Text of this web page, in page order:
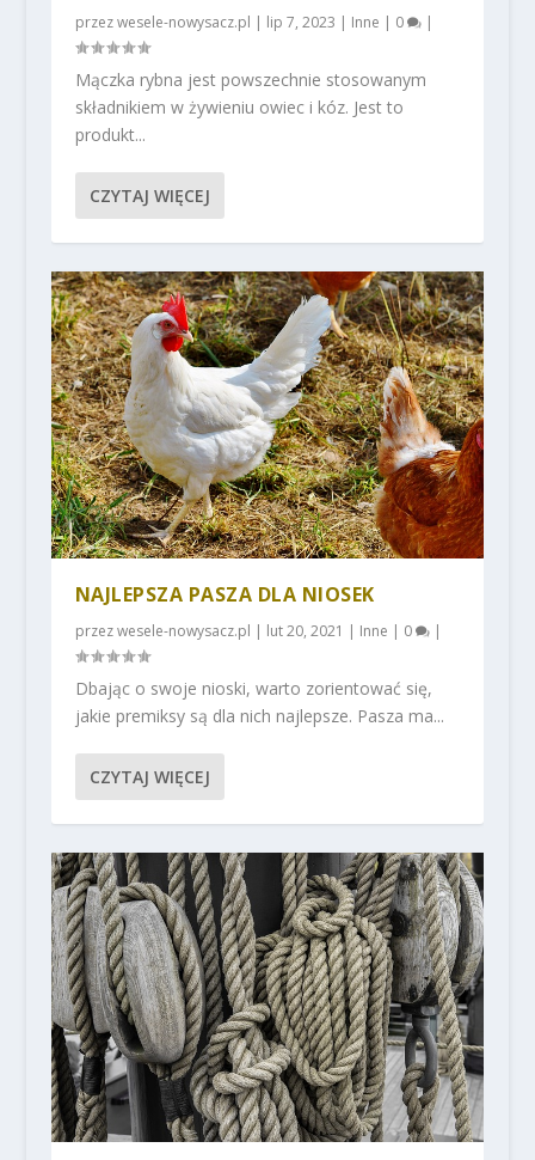
przezwesele-nowysacz.pl | lip 7, 2023 | Inne | 0 |
Mączka rybna jest powszechnie stosowanym
składnikiem w żywieniu owiec i kóz. Jest to
produkt...
CZYTAJ WIĘCEJ
NAJLEPSZA PASZA DLA NIOSEK
przezwesele-nowysacz.pl | lut 20, 2021 | Inne | 0 |
Dbając o swoje nioski, warto zorientować się,
jakie premiksy są dla nich najlepsze. Pasza ma...
CZYTAJ WIĘCEJ